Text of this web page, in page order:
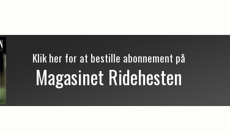
Klik her for at bestille abonnement på
Magasinet Ridehesten